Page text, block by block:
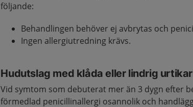
följande:
Behandlingen behöver ej avbrytas och
Ingen allergiutredning krävs.
Hudutslag med klåda eller lindrig
Vid symtom som debuterat mer än 3 dygn efter
förmedlad penicillinallergi osannolik och